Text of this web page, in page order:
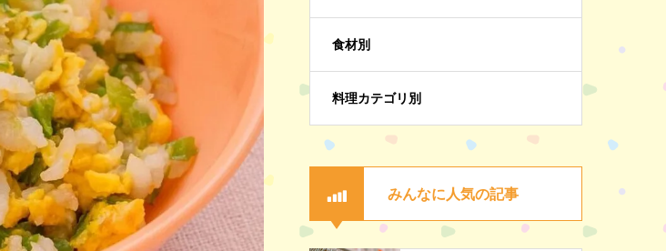
食材別
料理カテゴリ別
みんなに人気の記事